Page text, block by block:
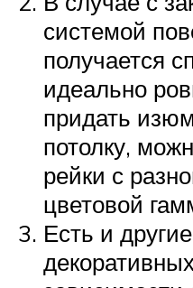
системой
получается
идеально
придать
потолку,
рейки с
цветовой
Есть и